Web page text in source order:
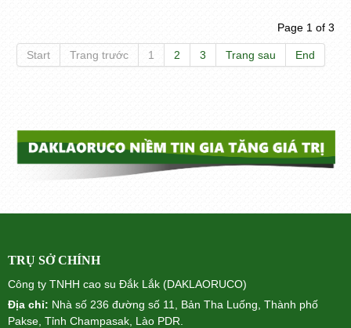
Page 1 of 3
Start Trang trước 1 2 3 Trang sau End
TRỤ SỞ CHÍNH
Công ty TNHH cao su Đắk Lắk (DAKLAORUCO)
Địa chỉ: Nhà số 236 đường số 11, Bản Tha Luống, Thành phố
Pakse, Tỉnh Champasak, Lào PDR.